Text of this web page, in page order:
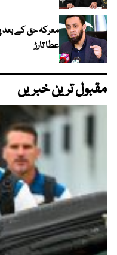
معرکہ حق کے بعد
عطا تارڑ
مقبول ترین خبریں